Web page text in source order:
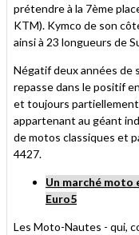
prétendre à la 7ème
KTM). Kymco de son
ainsi à 23 longueurs de
Négatif deux années de
repasse dans le positif
et toujours
appartenant au géant
de motos classiques et
4427.
Un marché
Euro5
Les Moto-Nautes - qui,